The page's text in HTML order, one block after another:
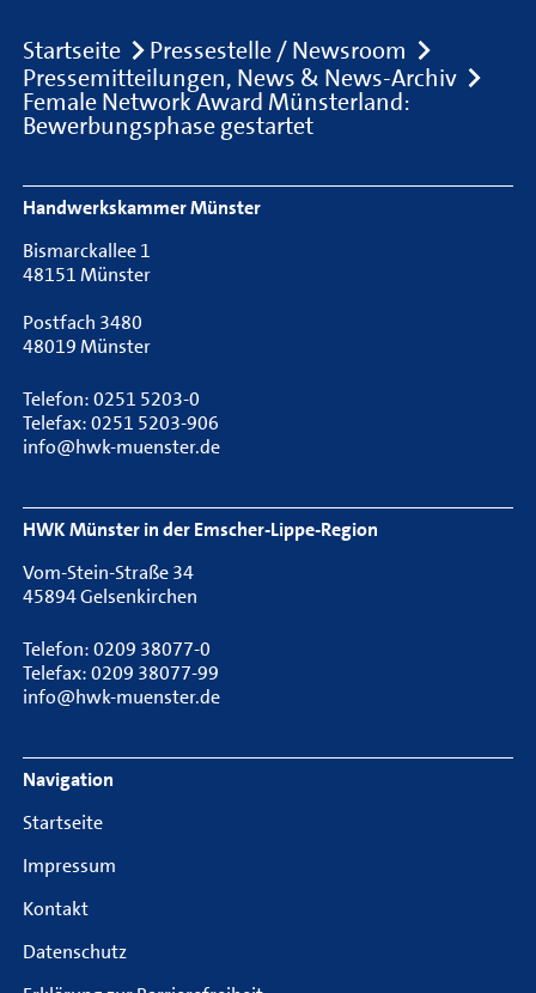
Breadcrumb
Startseite
Pressestelle / Newsroom
Pressemitteilungen, News & News-Archiv
Female Network Award Münsterland:
Bewerbungsphase gestartet
Footer Navigation
Handwerkskammer Münster
Bismarckallee 1
48151 Münster
Postfach 3480
48019 Münster
Telefon: 0251 5203-0
Telefax: 0251 5203-906
info@hwk-muenster.de
HWK Münster in der Emscher-Lippe-Region
Vom-Stein-Straße 34
45894 Gelsenkirchen
Telefon: 0209 38077-0
Telefax: 0209 38077-99
info@hwk-muenster.de
Navigation
Startseite
Impressum
Kontakt
Datenschutz